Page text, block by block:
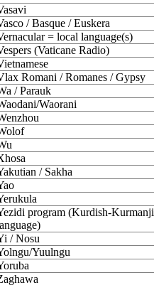
/ Basque / Euskera
= local language(s)
(Vaticane Radio)
Romani / Romanes / Gypsy
/ Parauk
Waorani
/ Sakha
program (Kurdish-Kurmanji
/ Nosu
Yuulngu